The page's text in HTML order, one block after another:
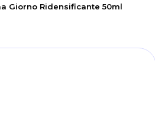
Giorno Ridensificante 50ml